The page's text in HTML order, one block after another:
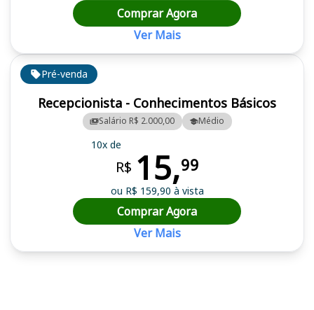
Pré-venda
Recepcionista - Conhecimentos Básicos
Salário R$ 2.000,00 Médio
10x de
R$ 15,99
ou R$ 159,90 à vista
Comprar Agora
Ver Mais
Comprar Agora
Ver Mais